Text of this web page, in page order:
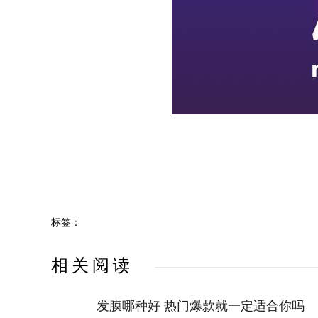
标签：
相关阅读
发膜哪种好 热门爆款就一定适合你吗